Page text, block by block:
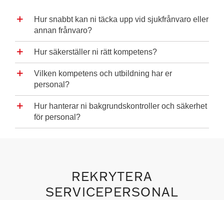
Hur snabbt kan ni täcka upp vid sjukfrånvaro eller
annan frånvaro?
Hur säkerställer ni rätt kompetens?
Vilken kompetens och utbildning har er
personal?
Hur hanterar ni bakgrundskontroller och säkerhet
för personal?
REKRYTERA
SERVICEPERSONAL